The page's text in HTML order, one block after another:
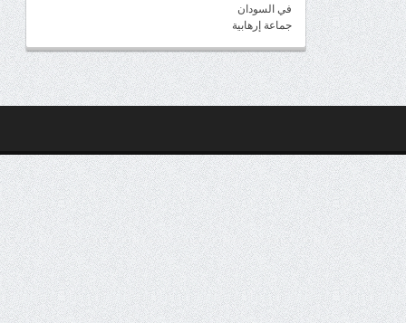
في السودان
جماعة إرهابية